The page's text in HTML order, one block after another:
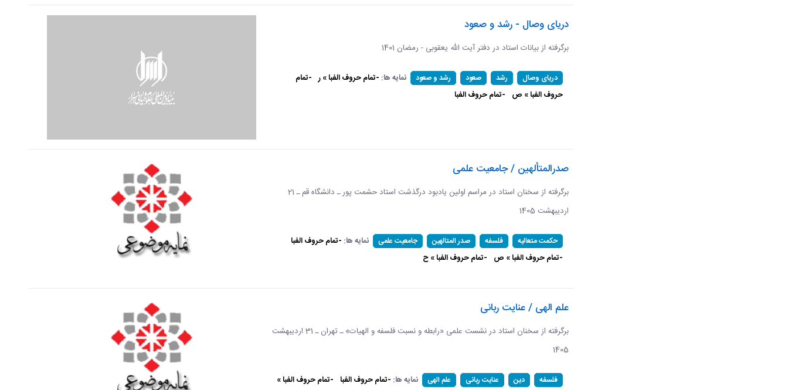
دریای وصال - رشد و صعود
برگرفته از بیانات استاد در دفتر آیت الله یعقوبی - رمضان 1401
دریای وصال رشد صعود رشد و صعود نمایه ها: -تمام حروف الفبا » ر -تمام
حروف الفبا » ص -تمام حروف الفبا
صدرالمتألهین / جامعیت علمی
برگرفته از سخنان استاد در مراسم اولین یادبود درگذشت استاد حشمت پور ـ دانشگاه قم ـ 21
اردیبهشت 1405 ​​​​​​​
حکمت متعالیه فلسفه صدر المتالهین جامعیت علمی نمایه ها: -تمام حروف الفبا
-تمام حروف الفبا » ص -تمام حروف الفبا » ح
علم الهی / عنایت ربانی
برگرفته از سخنان استاد در نشست علمی «رابطه و نسبت فلسفه و الهیات» ـ تهران ـ 31 اردیبهشت
1405
فلسفه دین عنایت ربانی علم الهی نمایه ها: -تمام حروف الفبا -تمام حروف الفبا »